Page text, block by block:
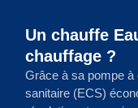
Un chauffe
chauffage ?
Grâce à sa pompe à
sanitaire (ECS)